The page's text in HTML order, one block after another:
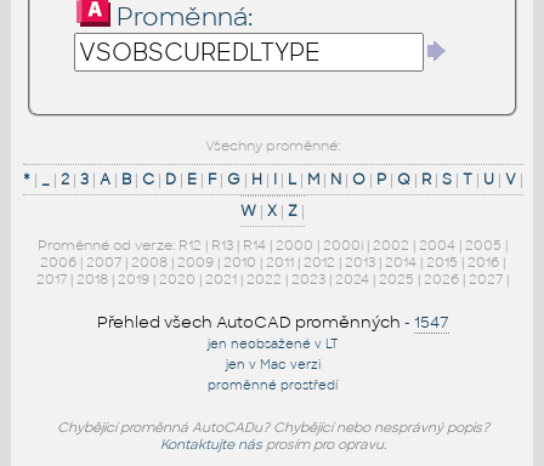
Proměnná:
Všechny proměnné:
*| _| 2| 3| A| B| C| D| E| F| G| H | I| L| M| N| O| P| Q| R| S| T| U| V|
W | X | Z |
Proměnné od verze: R12 | R13 | R14 | 2000 | 2000i | 2002 | 2004 | 2005 |
2006 | 2007 | 2008 | 2009 | 2010 | 2011 | 2012 | 2013 | 2014 | 2015 | 2016 |
2017 | 2018 | 2019 | 2020 | 2021 | 2022 | 2023 | 2024 | 2025 | 2026 | 2027 |
Přehled všech AutoCAD proměnných - 1547
jen neobsažené v LT
jen v Mac verzi
proměnné prostředí
Chybějící proměnná AutoCADu? Chybějící nebo nesprávný popis?
Kontaktujte násprosím pro opravu.